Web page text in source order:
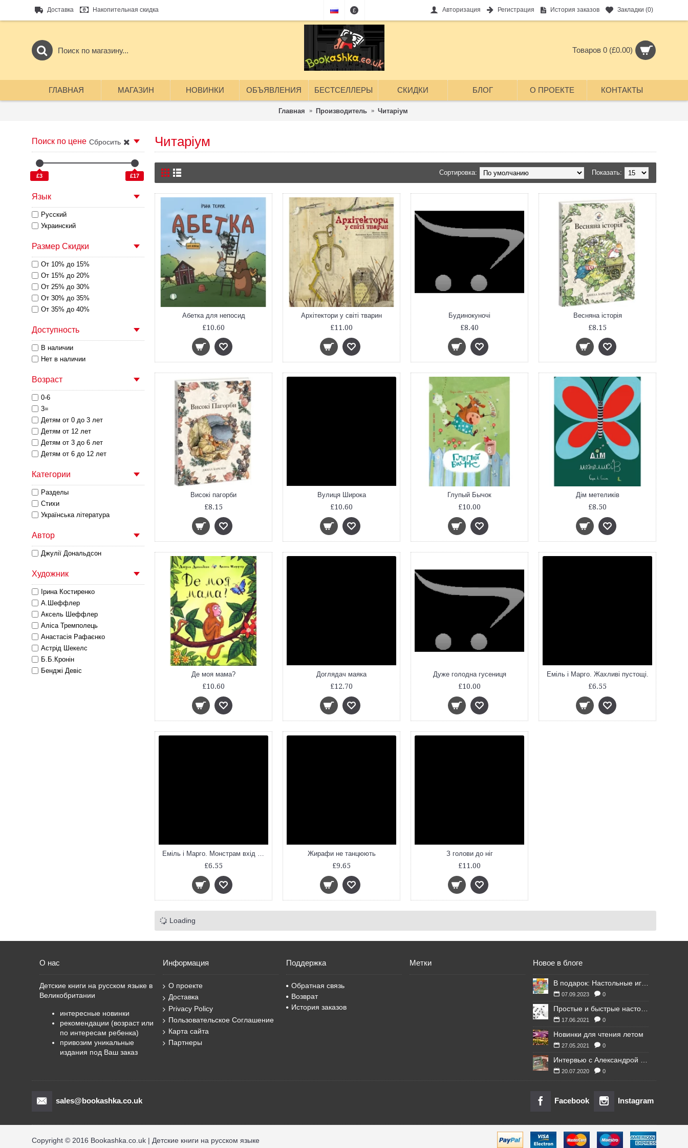
Доставка Накопительная скидка £ Авторизация Регистрация История заказов Закладки (0)
Товаров 0 (£0.00)
ГЛАВНАЯ МАГАЗИН НОВИНКИ ОБЪЯВЛЕНИЯ БЕСТСЕЛЛЕРЫ СКИДКИ БЛОГ О ПРОЕКТЕ КОНТАКТЫ
Главная Производитель Читаріум
Сбросить
Поиск по цене
£3 £17
Язык
Русский
Украинский
Размер Скидки
От 10% до 15%
От 15% до 20%
От 25% до 30%
От 30% до 35%
От 35% до 40%
Доступность
В наличии
Нет в наличии
Возраст
0-6
3=
Детям от 0 до 3 лет
Детям от 12 лет
Детям от 3 до 6 лет
Детям от 6 до 12 лет
Категории
Разделы
Стихи
Українська література
Автор
Джулії Дональдсон
Художник
Ірина Костиренко
А.Шеффлер
Аксель Шеффлер
Аліса Тремполець
Анастасія Рафаєнко
Астрід Шекелс
Б.Б.Кронін
Бенджі Девіс
Серджо Олівотті
Філіп де Кемметер
Хуліо Антоніо Бласко
Штефані Дале
Якоб Мартін Стрід
Читаріум
Показать:
Сортировка:
Абетка для непосид
£10.60
Архітектори у світі тварин
£11.00
Будинокуночі
£8.40
Весняна історія
£8.15
Високі пагорби
£8.15
Вулиця Широка
£10.60
Глупый Бычок
£10.00
Дім метеликів
£8.50
Де моя мама?
£10.60
Доглядач маяка
£12.70
Дуже голодна гусениця
£10.00
Еміль і Марго. Жахливі пустощі.
£6.55
Еміль і Марго. Монстрам вхід заборонено
£6.55
Жирафи не танцюють
£9.65
З голови до ніг
£11.00
Loading
О нас
Детские книги на русском языке в
Великобритании
интересные новинки
рекомендации (возраст или
по интересам ребенка)
привозим уникальные
издания под Ваш заказ
Информация
О проекте
Доставка
Privacy Policy
Пользовательское Соглашение
Карта сайта
Партнеры
Поддержка
Обратная связь
Возврат
История заказов
Метки Новое в блоге
07.09.2023 0
17.06.2021 0
Новинки для чтения летом
27.05.2021 0
20.07.2020 0
sales@bookashka.co.uk Facebook Instagram
Copyright © 2016 Bookashka.co.uk | Детские книги на русском языке